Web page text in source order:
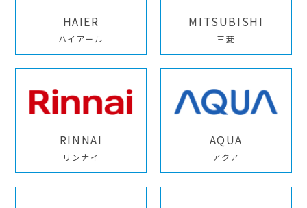
HAIER
ハイアール
MITSUBISHI
三菱
RINNAI
リンナイ
AQUA
アクア